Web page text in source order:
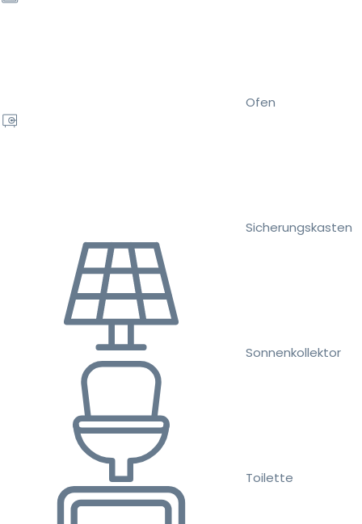
Ofen
Sicherungskasten
Sonnenkollektor
Toilette